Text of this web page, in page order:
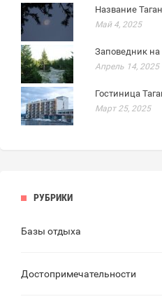
Название
Май 4, 2025
Заповедник на
Апрель 14, 2025
Гостиница
Март 25, 2025
РУБРИКИ
Базы отдыха
Достопримечательности